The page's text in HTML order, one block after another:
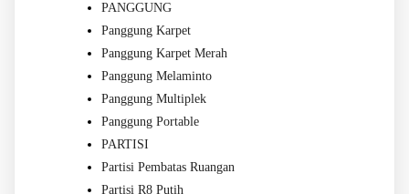
PANGGUNG
Panggung Karpet
Panggung Karpet Merah
Panggung Melaminto
Panggung Multiplek
Panggung Portable
PARTISI
Partisi Pembatas Ruangan
Partisi R8 Putih